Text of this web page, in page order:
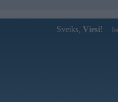
Sveiks, Viesi!